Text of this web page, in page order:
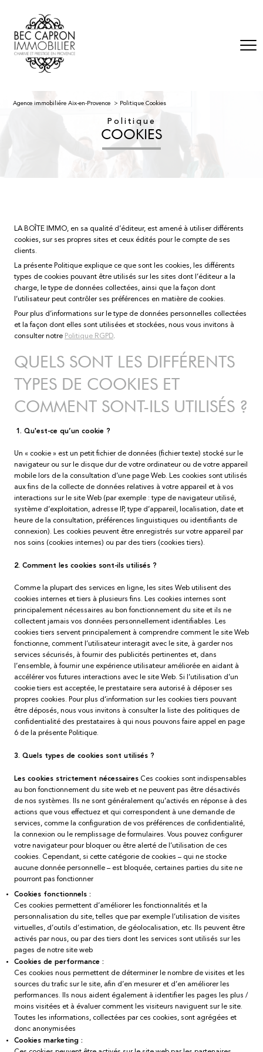
Agence immobiliére Aix-en-Provence Politique Cookies
Politique
COOKIES
LA BOÎTE IMMO, en sa qualité d’éditeur, est amené à utiliser différents
cookies, sur ses propres sites et ceux édités pour le compte de ses
clients.
La présente Politique explique ce que sont les cookies, les différents
types de cookies pouvant être utilisés sur les sites dont l’éditeur a la
charge, le type de données collectées, ainsi que la façon dont
l’utilisateur peut contrôler ses préférences en matière de cookies.
Pour plus d’informations sur le type de données personnelles collectées
et la façon dont elles sont utilisées et stockées, nous vous invitons à
consulter notre Politique RGPD.
QUELS SONT LES DIFFÉRENTS
TYPES DE COOKIES ET
COMMENT SONT-ILS UTILISÉS ?
1. Qu'est-ce qu’un cookie ?
Un « cookie » est un petit fichier de données (fichier texte) stocké sur le
navigateur ou sur le disque dur de votre ordinateur ou de votre appareil
mobile lors de la consultation d’une page Web. Les cookies sont utilisés
aux fins de la collecte de données relatives à votre appareil et à vos
interactions sur le site Web (par exemple : type de navigateur utilisé,
système d’exploitation, adresse IP, type d’appareil, localisation, date et
heure de la consultation, préférences linguistiques ou identifiants de
connexion). Les cookies peuvent être enregistrés sur votre appareil par
nos soins (cookies internes) ou par des tiers (cookies tiers).
2. Comment les cookies sont-ils utilisés ?
Comme la plupart des services en ligne, les sites Web utilisent des
cookies internes et tiers à plusieurs fins. Les cookies internes sont
principalement nécessaires au bon fonctionnement du site et ils ne
collectent jamais vos données personnellement identifiables. Les
cookies tiers servent principalement à comprendre comment le site Web
fonctionne, comment l’utilisateur interagit avec le site, à garder nos
services sécurisés, à fournir des publicités pertinentes et, dans
l’ensemble, à fournir une expérience utilisateur améliorée en aidant à
accélérer vos futures interactions avec le site Web. Si l’utilisation d’un
cookie tiers est acceptée, le prestataire sera autorisé à déposer ses
propres cookies. Pour plus d’information sur les cookies tiers pouvant
être déposés, nous vous invitons à consulter la liste des politiques de
confidentialité des prestataires à qui nous pouvons faire appel en page
6 de la présente Politique.
3. Quels types de cookies sont utilisés ?
Les cookies strictement nécessaires Ces cookies sont indispensables
au bon fonctionnement du site web et ne peuvent pas être désactivés
de nos systèmes. Ils ne sont généralement qu’activés en réponse à des
actions que vous effectuez et qui correspondent à une demande de
services, comme la configuration de vos préférences de confidentialité,
la connexion ou le remplissage de formulaires. Vous pouvez configurer
votre navigateur pour bloquer ou être alerté de l’utilisation de ces
cookies. Cependant, si cette catégorie de cookies – qui ne stocke
aucune donnée personnelle – est bloquée, certaines parties du site ne
pourront pas fonctionner
Cookies fonctionnels :
Ces cookies permettent d’améliorer les fonctionnalités et la
personnalisation du site, telles que par exemple l’utilisation de visites
virtuelles, d’outils d’estimation, de géolocalisation, etc. Ils peuvent être
activés par nous, ou par des tiers dont les services sont utilisés sur les
pages de notre site web
Cookies de performance :
Ces cookies nous permettent de déterminer le nombre de visites et les
sources du trafic sur le site, afin d’en mesurer et d’en améliorer les
performances. Ils nous aident également à identifier les pages les plus /
moins visitées et à évaluer comment les visiteurs naviguent sur le site.
Toutes les informations, collectées par ces cookies, sont agrégées et
donc anonymisées
Cookies marketing :